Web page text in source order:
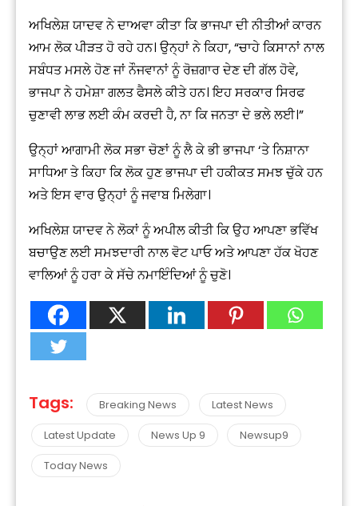
ਅਖਿਲੇਸ਼ ਯਾਦਵ ਨੇ ਦਾਅਵਾ ਕੀਤਾ ਕਿ ਭਾਜਪਾ ਦੀ ਨੀਤੀਆਂ ਕਾਰਨ
ਆਮ ਲੋਕ ਪੀੜਤ ਹੋ ਰਹੇ ਹਨ। ਉਨ੍ਹਾਂ ਨੇ ਕਿਹਾ, “ਚਾਹੇ ਕਿਸਾਨਾਂ ਨਾਲ
ਸਬੰਧਤ ਮਸਲੇ ਹੋਣ ਜਾਂ ਨੌਜਵਾਨਾਂ ਨੂੰ ਰੋਜ਼ਗਾਰ ਦੇਣ ਦੀ ਗੱਲ ਹੋਵੇ,
ਭਾਜਪਾ ਨੇ ਹਮੇਸ਼ਾ ਗਲਤ ਫੈਸਲੇ ਕੀਤੇ ਹਨ। ਇਹ ਸਰਕਾਰ ਸਿਰਫ
ਚੁਣਾਵੀ ਲਾਭ ਲਈ ਕੰਮ ਕਰਦੀ ਹੈ, ਨਾ ਕਿ ਜਨਤਾ ਦੇ ਭਲੇ ਲਈ।”
ਉਨ੍ਹਾਂ ਆਗਾਮੀ ਲੋਕ ਸਭਾ ਚੋਣਾਂ ਨੂੰ ਲੈ ਕੇ ਭੀ ਭਾਜਪਾ ‘ਤੇ ਨਿਸ਼ਾਨਾ
ਸਾਧਿਆ ਤੇ ਕਿਹਾ ਕਿ ਲੋਕ ਹੁਣ ਭਾਜਪਾ ਦੀ ਹਕੀਕਤ ਸਮਝ ਚੁੱਕੇ ਹਨ
ਅਤੇ ਇਸ ਵਾਰ ਉਨ੍ਹਾਂ ਨੂੰ ਜਵਾਬ ਮਿਲੇਗਾ।
ਅਖਿਲੇਸ਼ ਯਾਦਵ ਨੇ ਲੋਕਾਂ ਨੂੰ ਅਪੀਲ ਕੀਤੀ ਕਿ ਉਹ ਆਪਣਾ ਭਵਿੱਖ
ਬਚਾਉਣ ਲਈ ਸਮਝਦਾਰੀ ਨਾਲ ਵੋਟ ਪਾਓ ਅਤੇ ਆਪਣਾ ਹੱਕ ਖੋਹਣ
ਵਾਲਿਆਂ ਨੂੰ ਹਰਾ ਕੇ ਸੱਚੇ ਨਮਾਇੰਦਿਆਂ ਨੂੰ ਚੁਣੋ।
Tags: Breaking News
Latest News
Latest Update
News Up 9
Newsup9
Today News